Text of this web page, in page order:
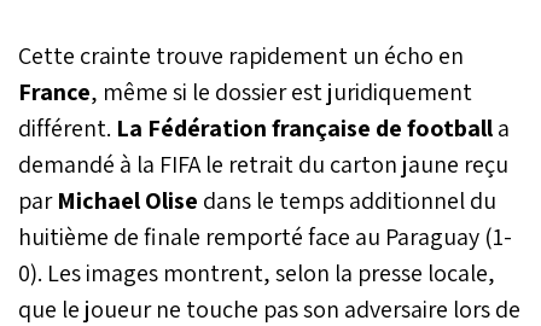
Cette crainte trouve rapidement un écho en
France, même si le dossier est juridiquement
différent. La Fédération française de footballa
demandé à la FIFA le retrait du carton jaune reçu
parMichael Olise dans le temps additionnel du
huitième de finale remporté face au Paraguay (1-
0). Les images montrent, selon la presse locale,
que le joueur ne touche pas son adversaire lors de